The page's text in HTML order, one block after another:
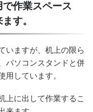
作業スペース
す。
いますが、机上の限ら
パソコンスタンドと併
しています。
上に出して作業するこ